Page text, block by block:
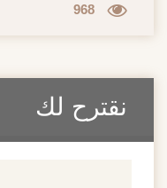
968
نقترح لك